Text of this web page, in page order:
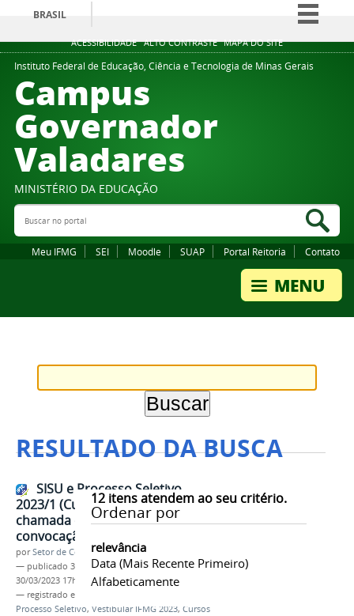
ACESSIBILIDADE ALTO CONTRASTE MAPA DO SITE
BRASIL
Simplifique!
Comunica BR
Instituto Federal de Educação, Ciência e Tecnologia de Minas Gerais
Campus
Governador
Valadares
MINISTÉRIO DA EDUCAÇÃO
Buscar no portal
Meu IFMG SEI Moodle SUAP Portal Reitoria Contato
RESULTADO DA BUSCA
12itens atendem ao seu critério.
Ordenar por
relevância
Data (mais Recente Primeiro)
Alfabeticamente
SISU e Processo Seletivo
2023/1 (Cursos Superiores): 5a
chamada da Lista de Espera e
convocação para a matrícula
porSetor de Comunicação
— publicado 30/03/2023 —última modificação
30/03/2023 17h28
— registrado em:
Processo Seletivo, Vestibular IFMG 2023, Cursos